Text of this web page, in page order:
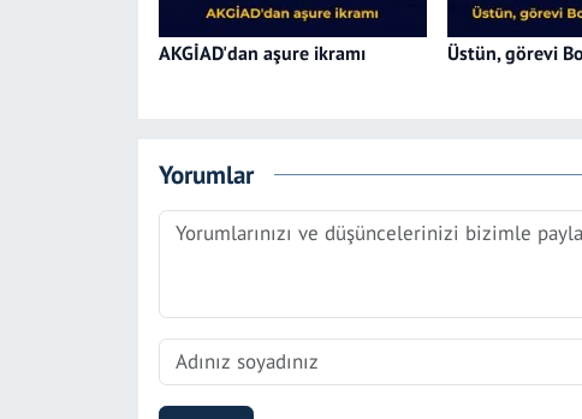
AKGİAD'dan aşure ikramı Üstün, görevi
Yorumlar